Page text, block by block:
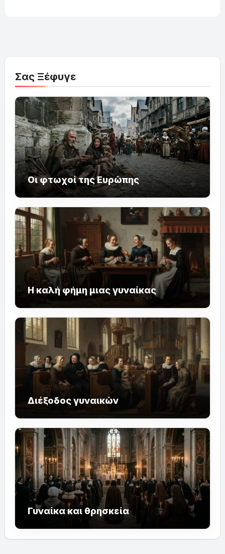
Σας Ξέφυγε
Οι φτωχοί της Ευρώπης
Η καλή φήμη μιας γυναίκας
Διέξοδος γυναικών
Γυναίκα και θρησκεία